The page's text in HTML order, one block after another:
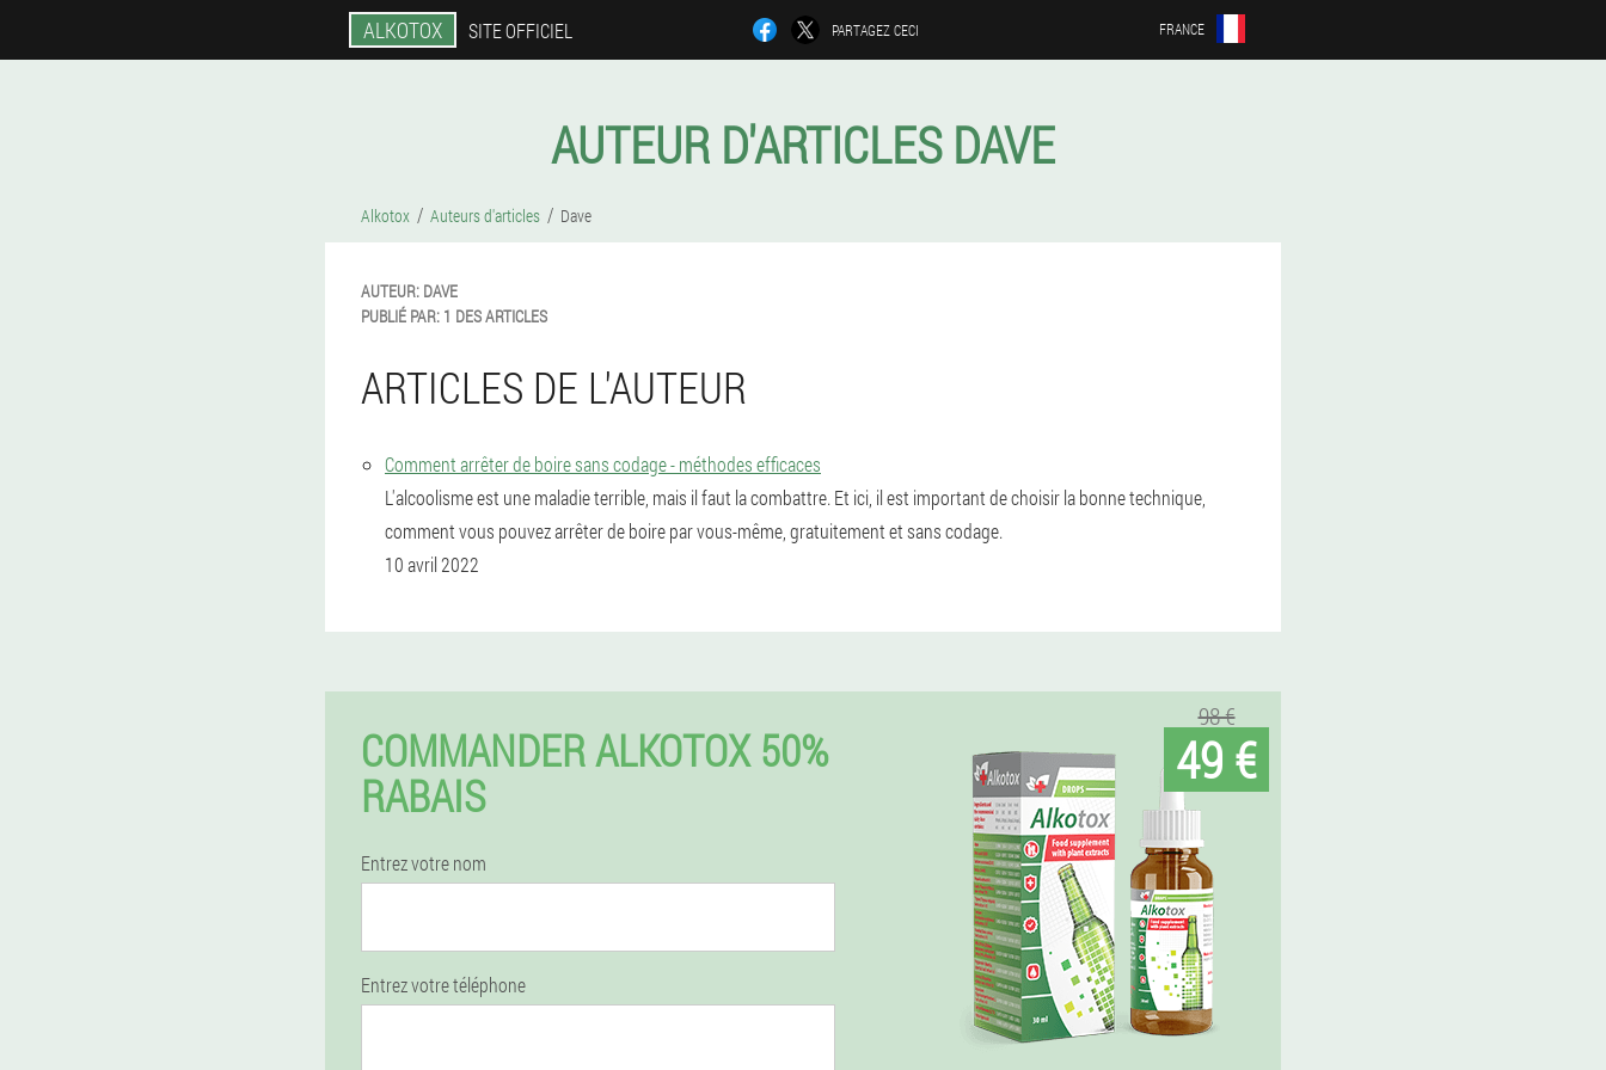
ALKOTOX SITE OFFICIEL PARTAGEZ CECI FRANCE
AUTEUR D'ARTICLES DAVE
Alkotox Auteurs d'articles Dave
AUTEUR: DAVE
PUBLIÉ PAR: 1 DES ARTICLES
ARTICLES DE L'AUTEUR
Comment arrêter de boire sans codage - méthodes efficaces
L'alcoolisme est une maladie terrible, mais il faut la combattre. Et ici, il est important de choisir la bonne technique,
comment vous pouvez arrêter de boire par vous-même, gratuitement et sans codage.
10 avril 2022
COMMANDER ALKOTOX 50%
RABAIS
Entrez votre nom
Entrez votre téléphone
98 €
49 €